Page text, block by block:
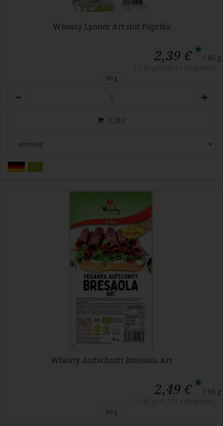
Wheaty Lyoner Art mit Paprika
2,39 €* / 80 g
80 g
2,39 €
Wheaty Aufschnitt Bresaola Art
2,49 €* / 60 g
60 g